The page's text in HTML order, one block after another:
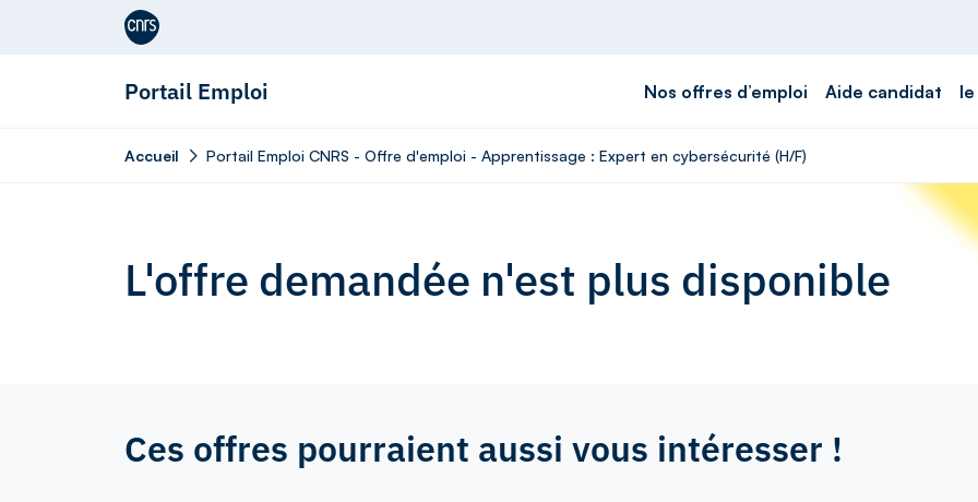
Aller au contenu
Portail Emploi Nos offres d’emploi Aide candidat
Accueil Portail Emploi CNRS - Offre d'emploi - Apprentissage : Expert en cybersécurité (H/F)
L'offre demandée n'est plus disponible
Ces offres pourraient aussi vous intéresser !